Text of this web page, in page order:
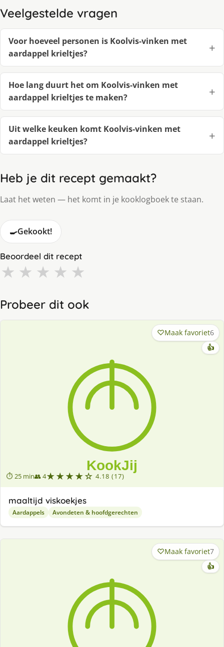
Veelgestelde vragen
Voor hoeveel personen is Koolvis-vinken met
aardappel krieltjes?
Hoe lang duurt het om Koolvis-vinken met
aardappel krieltjes te maken?
Uit welke keuken komt Koolvis-vinken met
aardappel krieltjes?
Heb je dit recept gemaakt?
Laat het weten — het komt in je kooklogboek te staan.
🍳Gekookt!
Beoordeel dit recept
★ ★ ★ ★ ★
Probeer dit ook
⏱ 25 min👥 4★★★★☆ 4.18 (17)
Maak favoriet6
👍
maaltijd viskoekjes
Aardappels Avondeten & hoofdgerechten
Maak favoriet7
👍